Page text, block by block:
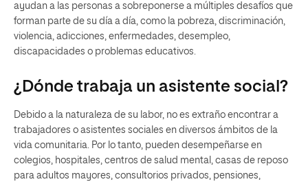
ayudan a las personas a sobreponerse a múltiples desafíos que
forman parte de su día a día, como la pobreza, discriminación,
violencia, adicciones, enfermedades, desempleo,
discapacidades o problemas educativos.
¿Dónde trabaja un asistente social?
Debido a la naturaleza de su labor, no es extraño encontrar a
trabajadores o asistentes sociales en diversos ámbitos de la
vida comunitaria. Por lo tanto, pueden desempeñarse en
colegios, hospitales, centros de salud mental, casas de reposo
para adultos mayores, consultorios privados, pensiones,